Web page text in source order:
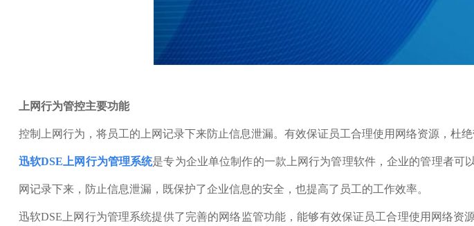
上网行为管控主要功能
控制上网行为，将员工的上网记录下来防止信息泄漏。有效保证员工合理使用网络资源，杜
迅软DSE上网行为管理系统是专为企业单位制作的一款上网行为管理软件，企业的管理者可
网记录下来，防止信息泄漏，既保护了企业信息的安全，也提高了员工的工作效率。
迅软DSE上网行为管理系统提供了完善的网络监管功能，能够有效保证员工合理使用网络